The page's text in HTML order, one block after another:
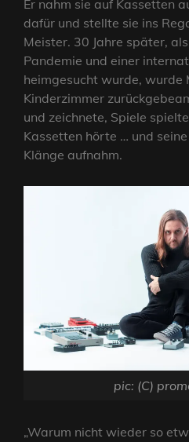
Er nahm sie auf Kassetten
dafür und stellte sie ins
Meister. 30 Jahre später,
Pandemie und einer
heimgesucht wurde, wurde
Kinderzimmer
und zeichnete, Spiele
Kassetten hörte … und
Klänge aufnahm.
pic: (C)
„Warum nicht wieder so